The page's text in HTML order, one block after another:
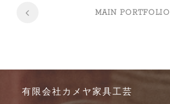
MAIN PORTFOLIO
有限会社カメヤ家具工芸